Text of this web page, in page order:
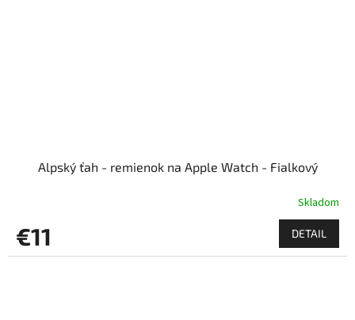
Alpský ťah - remienok na Apple Watch - Fialkový
Skladom
€11 DETAIL